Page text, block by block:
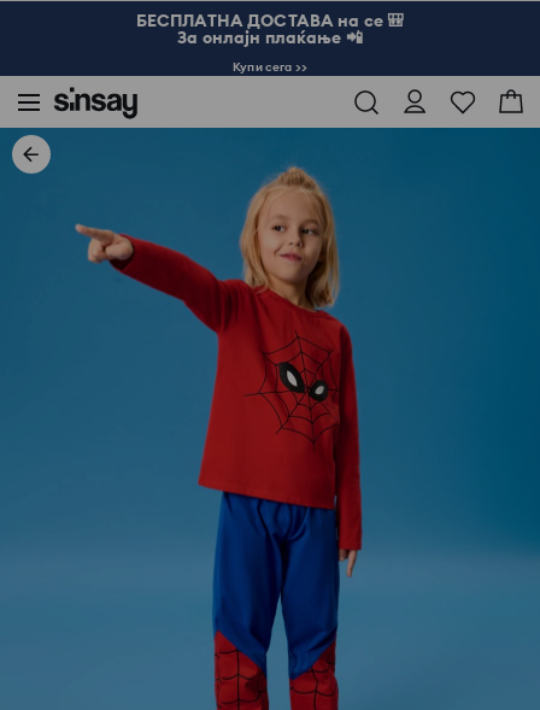
БЕСПЛАТНА ДОСТАВА на се 🎒
За онлајн плаќање 📲
Купи сега >>